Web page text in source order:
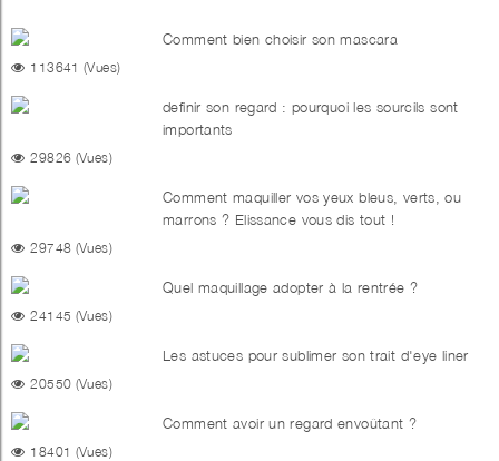
Comment bien choisir son mascara
113641 (Vues)
definir son regard : pourquoi les sourcils sont
importants
29826 (Vues)
Comment maquiller vos yeux bleus, verts, ou
marrons ? Elissance vous dis tout !
29748 (Vues)
Quel maquillage adopter à la rentrée ?
24145 (Vues)
Les astuces pour sublimer son trait d'eye liner
20550 (Vues)
Comment avoir un regard envoûtant ?
18401 (Vues)